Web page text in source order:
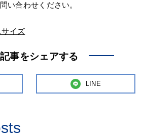
い合わせください。
イズ
事をシェアする
LINE